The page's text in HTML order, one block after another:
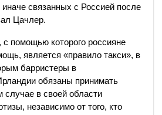
связанных с Россией после
Цачлер.
помощью которого россияне
является «правило такси», в
барристеры в
обязаны принимать
случае в своей области
независимо от того, кто